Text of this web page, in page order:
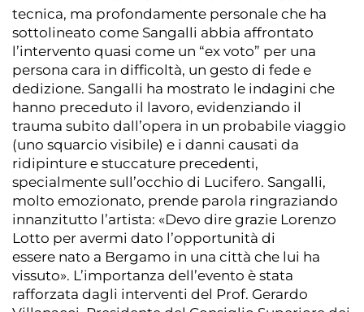
tecnica, ma profondamente personale che ha
sottolineato come Sangalli abbia affrontato
l’intervento quasi come un “ex voto” per una
persona cara in difficoltà, un gesto di fede e
dedizione. Sangalli ha mostrato le indagini che
hanno preceduto il lavoro, evidenziando il
trauma subito dall’opera in un probabile viaggio
(uno squarcio visibile) e i danni causati da
ridipinture e stuccature precedenti,
specialmente sull’occhio di Lucifero. Sangalli,
molto emozionato, prende parola ringraziando
innanzitutto l’artista: «Devo dire grazie Lorenzo
Lotto per avermi dato l’opportunità di
essere nato a Bergamo in una città che lui ha
vissuto». L’importanza dell’evento è stata
rafforzata dagli interventi del Prof. Gerardo